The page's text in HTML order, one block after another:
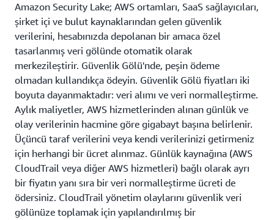
Amazon Security Lake; AWS ortamları, SaaS sağlayıcıları,
şirket içi ve bulut kaynaklarından gelen güvenlik
verilerini, hesabınızda depolanan bir amaca özel
tasarlanmış veri gölünde otomatik olarak
merkezileştirir. Güvenlik Gölü'nde, peşin ödeme
olmadan kullandıkça ödeyin. Güvenlik Gölü fiyatları iki
boyuta dayanmaktadır: veri alımı ve veri normalleştirme.
Aylık maliyetler, AWS hizmetlerinden alınan günlük ve
olay verilerinin hacmine göre gigabayt başına belirlenir.
Üçüncü taraf verilerini veya kendi verilerinizi getirmeniz
için herhangi bir ücret alınmaz. Günlük kaynağına (AWS
CloudTrail veya diğer AWS hizmetleri) bağlı olarak ayrı
bir fiyatın yanı sıra bir veri normalleştirme ücreti de
ödersiniz. CloudTrail yönetim olaylarını güvenlik veri
gölünüze toplamak için yapılandırılmış bir